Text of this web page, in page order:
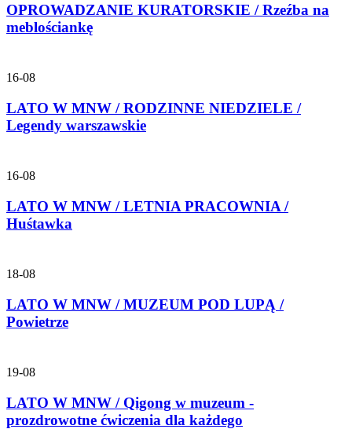
OPROWADZANIE KURATORSKIE / Rzeźba na
meblościankę
16-08
LATO W MNW / RODZINNE NIEDZIELE /
Legendy warszawskie
16-08
LATO W MNW / LETNIA PRACOWNIA /
Huśtawka
18-08
LATO W MNW / MUZEUM POD LUPĄ /
Powietrze
19-08
LATO W MNW / Qigong w muzeum -
prozdrowotne ćwiczenia dla każdego